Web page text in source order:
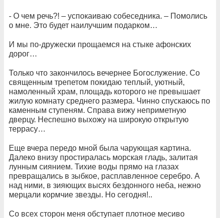
- О чем речь?! – успокаиваю собеседника. – Помолись
о мне. Это будет наилучшим подарком…
И мы по-дружески прощаемся на стыке афонских
дорог…
Только что закончилось вечернее Богослужение. Со
священным трепетом покидаю теплый, уютный,
намоленный храм, площадь которого не превышает
жилую комнату среднего размера. Чинно спускаюсь по
каменным ступеням. Справа вижу неприметную
дверцу. Неспешно выхожу на широкую открытую
террасу…
Еще вчера передо мной была чарующая картина.
Далеко внизу простиралась морская гладь, залитая
лунным сиянием. Тихие воды прямо на глазах
превращались в зыбкое, расплавленное серебро. А
над ними, в зияющих высях бездонного неба, нежно
мерцали кормчие звезды. Но сегодня!..
Со всех сторон меня обступает плотное месиво